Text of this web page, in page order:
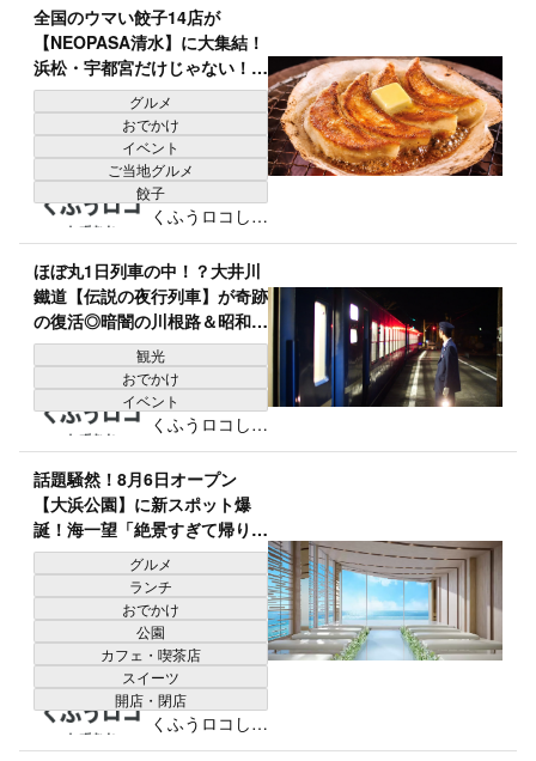
全国のウマい餃子14店が
【NEOPASA清水】に大集結！
浜松・宇都宮だけじゃない！牡
蠣、ホタテ、牛たん…変わり種
まで◎超人気餃子を食べ比べ♪
グルメ
おでかけ
イベント
ご当地グルメ
餃子
くふうロコしず
おか編集部
ほぼ丸1日列車の中！？大井川
鐵道【伝説の夜行列車】が奇跡
の復活◎暗闇の川根路＆昭和レ
トロな “ヒルネ” 旅「究極のエ
モ体験」
観光
おでかけ
イベント
くふうロコしず
おか編集部
話題騒然！8月6日オープン
【大浜公園】に新スポット爆
誕！海一望「絶景すぎて帰りた
くない（泣）」「1日中大満
喫」大注目カフェ
グルメ
ランチ
おでかけ
公園
カフェ・喫茶店
スイーツ
開店・閉店
くふうロコしず
おか編集部